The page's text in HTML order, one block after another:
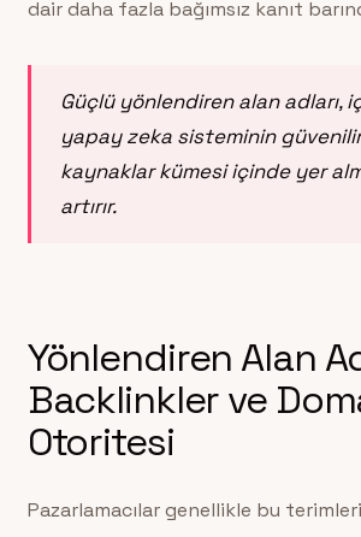
dair daha fazla bağımsız kanıt
Güçlü yönlendiren alan adları,
yapay zeka sisteminin
kaynaklar kümesi içinde yer
artırır.
Yönlendiren Alan
Backlinkler ve
Otoritesi
Pazarlamacılar genellikle bu